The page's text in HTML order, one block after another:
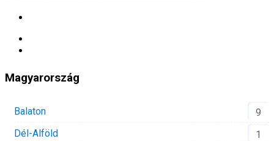
Magyarország
Balaton
9
Dél-Alföld
1